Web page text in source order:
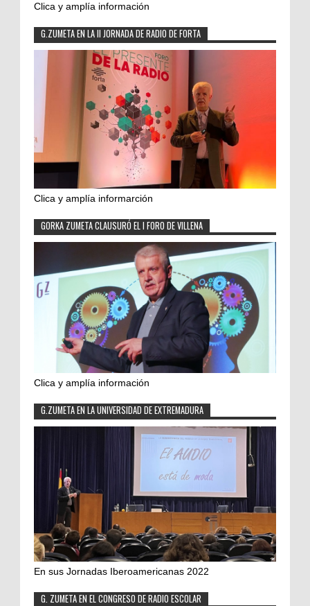
Clica y amplía información
G.ZUMETA EN LA II JORNADA DE RADIO DE FORTA
Clica y amplía informarción
GORKA ZUMETA CLAUSURÓ EL I FORO DE VILLENA
Clica y amplía información
G.ZUMETA EN LA UNIVERSIDAD DE EXTREMADURA
En sus Jornadas Iberoamericanas 2022
G. ZUMETA EN EL CONGRESO DE RADIO ESCOLAR